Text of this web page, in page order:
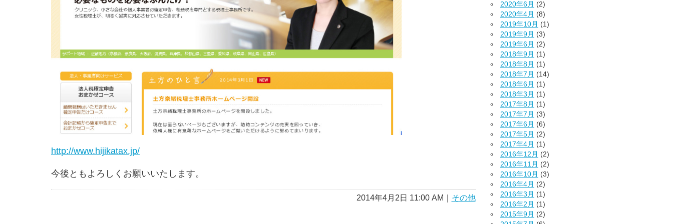
http://www.hijikatax.jp/
今後ともよろしくお願いいたします。
2014年4月2日 11:00 AM｜ その他
2020年6月 (2)
2020年4月 (8)
2019年10月 (1)
2019年9月 (3)
2019年6月 (2)
2018年9月 (1)
2018年8月 (1)
2018年7月 (14)
2018年6月 (1)
2018年3月 (1)
2017年8月 (1)
2017年7月 (3)
2017年6月 (6)
2017年5月 (2)
2017年4月 (1)
2016年12月 (2)
2016年11月 (2)
2016年10月 (3)
2016年4月 (2)
2016年3月 (1)
2016年2月 (1)
2015年9月 (2)